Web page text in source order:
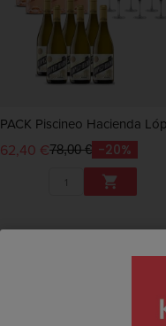
62,40 €78,00 € -20%
